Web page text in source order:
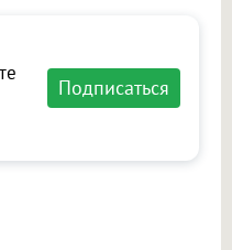
Подписаться